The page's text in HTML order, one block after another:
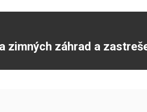
zimných záhrad a